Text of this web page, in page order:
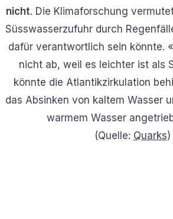
nicht. Die Klimaforschung
Süsswasserzufuhr durch
dafür verantwortlich sein könnte.
nicht ab, weil es leichter ist als
könnte die Atlantikzirkulation
das Absinken von kaltem Wasser
warmem Wasser
(Quelle: Quarks)